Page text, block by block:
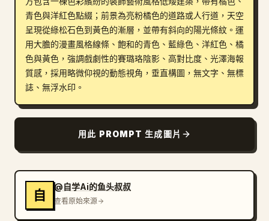
青色與洋紅色點綴；前景為亮粉橘色的道路或人行道，天空
呈現從綠松石色到黃色的漸層，並帶有斜向的陽光條紋。運
用大膽的漫畫風格線條、飽和的青色、藍綠色、洋紅色、橘
色與黃色，強調戲劇性的賽璐珞陰影、高對比度、光澤海報
質感，採用略微仰視的動態視角，垂直構圖，無文字、無標
誌、無浮水印。
用此 PROMPT 生成圖片
自
@自学Ai的鱼头叔叔
查看原始來源